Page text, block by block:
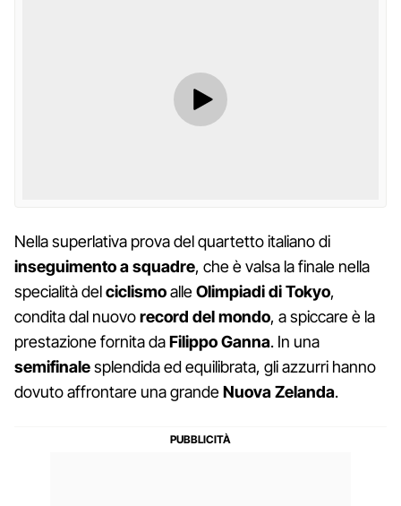
Nella superlativa prova del quartetto italiano di
inseguimento a squadre, che è valsa la finale nella
specialità delciclismoalleOlimpiadi di Tokyo,
condita dal nuovorecord del mondo, a spiccare è la
prestazione fornita daFilippo Ganna. In una
semifinalesplendida ed equilibrata, gli azzurri hanno
dovuto affrontare una grandeNuova Zelanda.